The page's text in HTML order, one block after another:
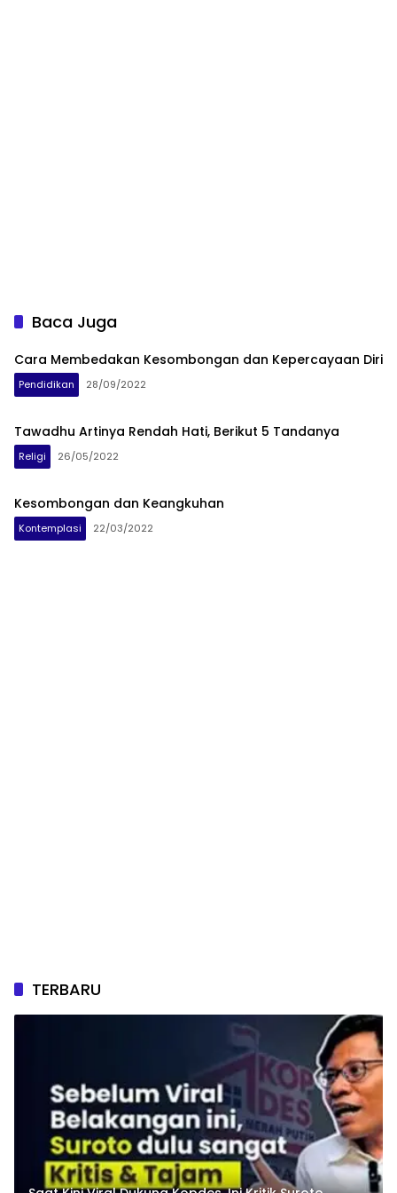
Baca Juga
Cara Membedakan Kesombongan dan Kepercayaan Diri
Pendidikan 28/09/2022
Tawadhu Artinya Rendah Hati, Berikut 5 Tandanya
Religi 26/05/2022
Kesombongan dan Keangkuhan
Kontemplasi 22/03/2022
TERBARU